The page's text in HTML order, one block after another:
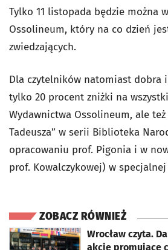
Tylko 11 listopada będzie można
Ossolineum, który na co dzień
zwiedzających.
Dla czytelników natomiast dobra
tylko 20 procent zniżki na
Wydawnictwa Ossolineum, ale
Tadeusza” w serii Biblioteka
opracowaniu prof. Pigonia i w
prof. Kowalczykowej) w specjalnej
ZOBACZ RÓWNIEŻ
Wrocław czyta.
akcje promujące
otworzy się w nowej karcie